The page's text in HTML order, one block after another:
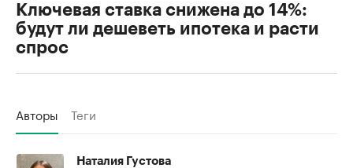
Ключевая ставка снижена до 14%:
будут ли дешеветь ипотека и расти
спрос
Авторы Теги
Наталия Густова